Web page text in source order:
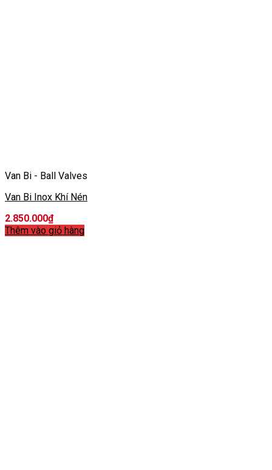
Van Bi - Ball Valves
Van Bi Inox Khí Nén
2.850.000₫
Thêm vào giỏ hàng